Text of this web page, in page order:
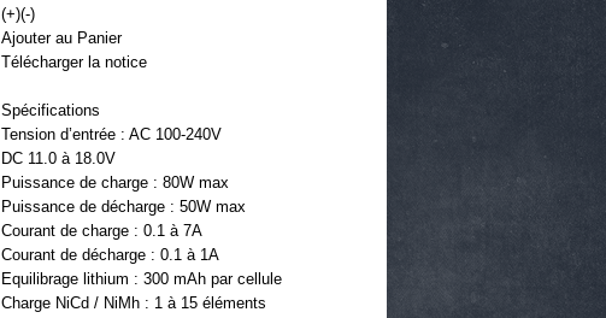
(+)(-)
Ajouter au Panier
Télécharger la notice
Spécifications
Tension d’entrée : AC 100-240V
DC 11.0 à 18.0V
Puissance de charge : 80W max
Puissance de décharge : 50W max
Courant de charge : 0.1 à 7A
Courant de décharge : 0.1 à 1A
Equilibrage lithium : 300 mAh par cellule
Charge NiCd / NiMh : 1 à 15 éléments